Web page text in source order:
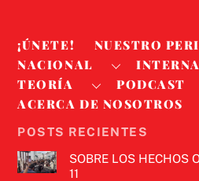
¡ÚNETE!
NUESTRO
NACIONAL
TEORÍA
PODCAST
ACERCA DE NOSOTROS
POSTS RECIENTES
SOBRE LOS HECHOS
11